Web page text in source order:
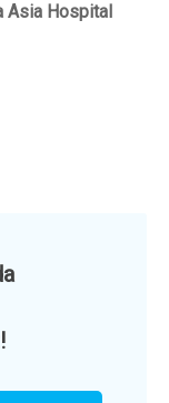
Asia Hospital